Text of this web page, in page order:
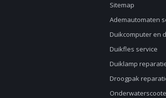
Sitemap
Ademautomaten
Duikcomputer en
Duikfles service
Duiklamp
Droogpak